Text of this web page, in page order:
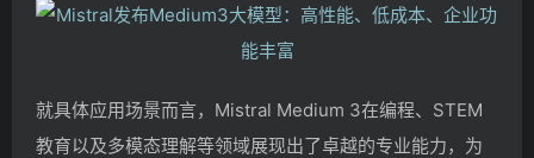
就具体应用场景而言，Mistral Medium 3在编程、STEM
教育以及多模态理解等领域展现出了卓越的专业能力，为